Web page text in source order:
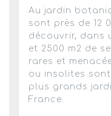
Au jardin
sont près de 12
découvrir, dans
et 2500 m2 de
rares et
ou insolites
plus grands
France.